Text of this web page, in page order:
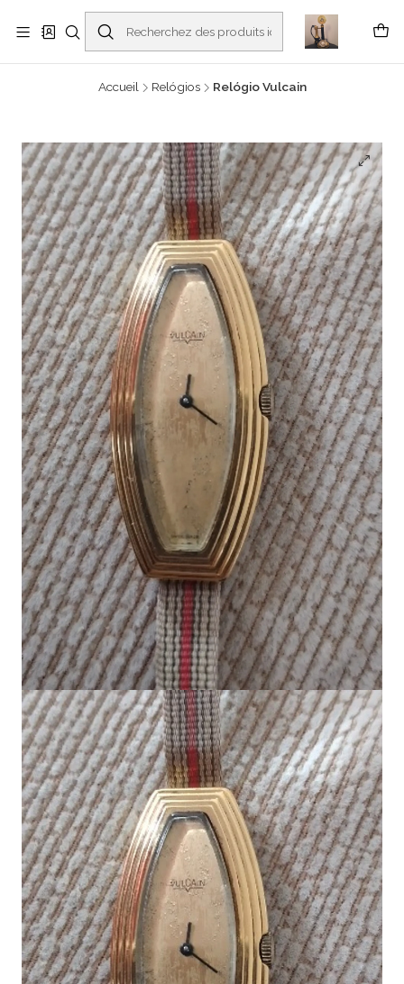
Buscantiguidades - Leilões. Colecionismo e antiguidades em Viana do
Castelo -
En savoir plus
Accueil Relógios Relógio Vulcain